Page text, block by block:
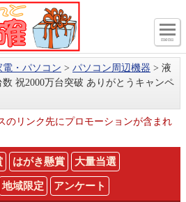
menu
電・パソコン パソコン周辺機器
液
祝2000万台突破 ありがとうキャンペ
のリンク先にプロモーションが含まれ
はがき懸賞 大量当選
地域限定 アンケート